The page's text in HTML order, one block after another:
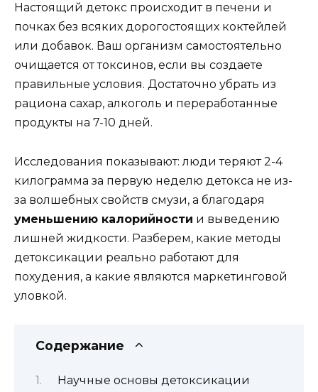
Настоящий детокс происходит в печени и
почках без всяких дорогостоящих коктейлей
или добавок. Ваш организм самостоятельно
очищается от токсинов, если вы создаете
правильные условия. Достаточно убрать из
рациона сахар, алкоголь и переработанные
продукты на 7-10 дней.
Исследования показывают: люди теряют 2-4
килограмма за первую неделю детокса не из-
за волшебных свойств смузи, а благодаря
уменьшению калорийности и выведению
лишней жидкости. Разберем, какие методы
детоксикации реально работают для
похудения, а какие являются маркетинговой
уловкой.
Содержание
Научные основы детоксикации